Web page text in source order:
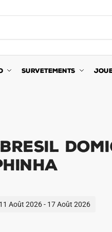
SURVETEMENTS
Août 2026 - 17 Août 2026